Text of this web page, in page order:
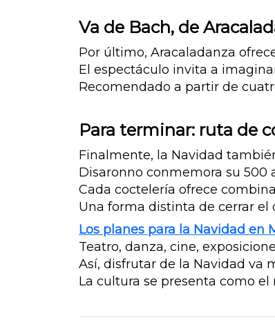
Va de Bach, de
Por último, Aracaladanza
El espectáculo invita a
Recomendado a partir de
Para terminar: ruta de
Finalmente, la Navidad
Disaronno conmemora su 500
Cada coctelería ofrece
Una forma distinta de cerrar el
Los planes para la Navidad en
Teatro, danza, cine,
Así, disfrutar de la Navidad va
La cultura se presenta como